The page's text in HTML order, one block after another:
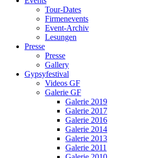
Tour-Dates
Firmenevents
Event-Archiv
Lesungen
Presse
Presse
Gallery
Gypsyfestival
Videos GF
Galerie GF
Galerie 2019
Galerie 2017
Galerie 2016
Galerie 2014
Galerie 2013
Galerie 2011